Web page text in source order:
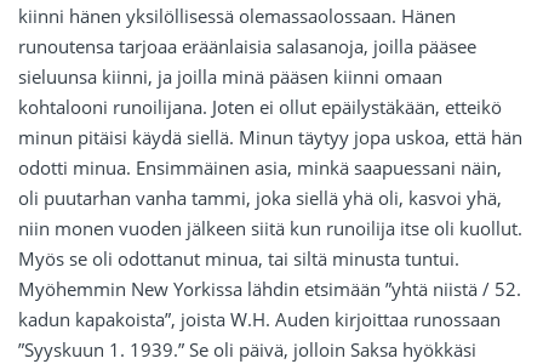
kiinni hänen yksilöllisessä olemassaolossaan. Hänen
runoutensa tarjoaa eräänlaisia salasanoja, joilla pääsee
sieluunsa kiinni, ja joilla minä pääsen kiinni omaan
kohtalooni runoilijana. Joten ei ollut epäilystäkään, etteikö
minun pitäisi käydä siellä. Minun täytyy jopa uskoa, että hän
odotti minua. Ensimmäinen asia, minkä saapuessani näin,
oli puutarhan vanha tammi, joka siellä yhä oli, kasvoi yhä,
niin monen vuoden jälkeen siitä kun runoilija itse oli kuollut.
Myös se oli odottanut minua, tai siltä minusta tuntui.
Myöhemmin New Yorkissa lähdin etsimään ”yhtä niistä / 52.
kadun kapakoista”, joista W.H. Auden kirjoittaa runossaan
”Syyskuun 1. 1939.” Se oli päivä, jolloin Saksa hyökkäsi